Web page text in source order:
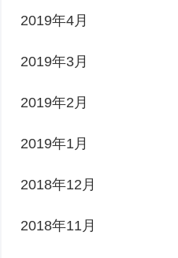
2019年4月
2019年3月
2019年2月
2019年1月
2018年12月
2018年11月